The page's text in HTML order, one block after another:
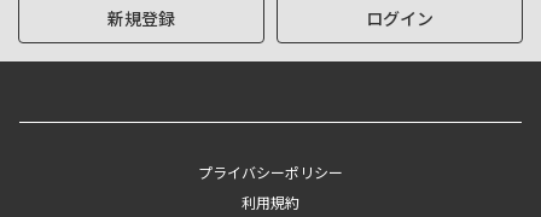
新規登録 ログイン
プライバシーポリシー
利用規約